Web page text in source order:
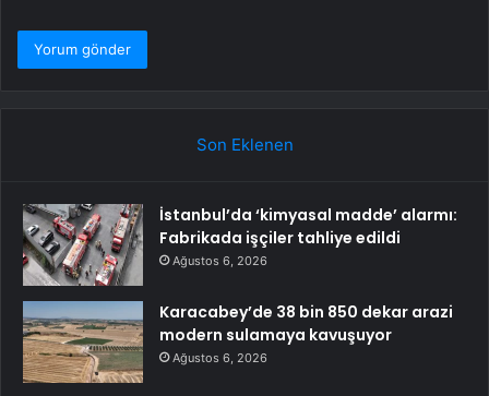
Son Eklenen
İstanbul’da ‘kimyasal madde’ alarmı:
Fabrikada işçiler tahliye edildi
Ağustos 6, 2026
Karacabey’de 38 bin 850 dekar arazi
modern sulamaya kavuşuyor
Ağustos 6, 2026